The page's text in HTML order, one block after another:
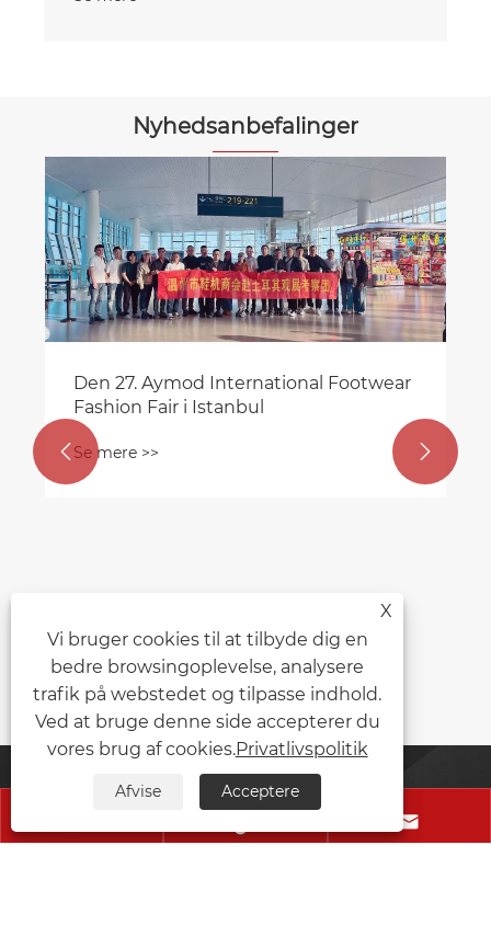
Nyhedsanbefalinger
Lidebao deltager i 40 -årsdagen for
China Sewing Machinery Association
 
Kontakt Os

X
Vi bruger cookies til at tilbyde dig en
bedre browsingoplevelse, analysere
trafik på webstedet og tilpasse indhold.
Ved at bruge denne side accepterer du
vores brug af cookies.Privatlivspolitik
Afvise Acceptere